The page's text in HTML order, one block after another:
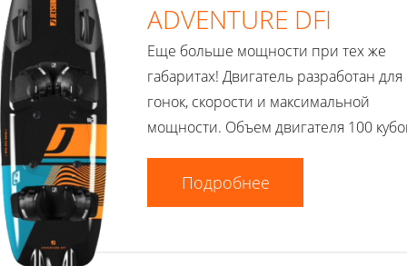
ADVENTURE DFI
Еще больше мощности при тех же
габаритах! Двигатель разработан для
гонок, скорости и максимальной
мощности. Объем двигателя 100
Подробнее